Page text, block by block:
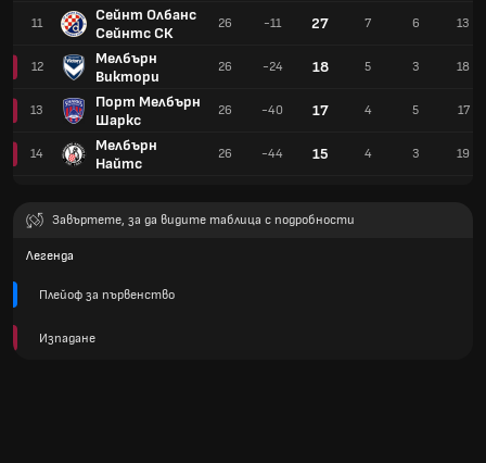
11
Сейнт Олбанс
Сейнтс СК
12
Мелбърн
Виктори
13
Порт Мелбърн
Шаркс
14
Мелбърн
Найтс
26 -11 27 7 6 13
26 -24 18 5 3 18
26 -40 17 4 5 17
26 -44 15 4 3 19
Завъртете, за да видите таблица с подробности
Легенда
Плейоф за първенство
Изпадане